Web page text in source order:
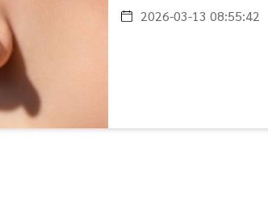
2026-03-13 08:55:42